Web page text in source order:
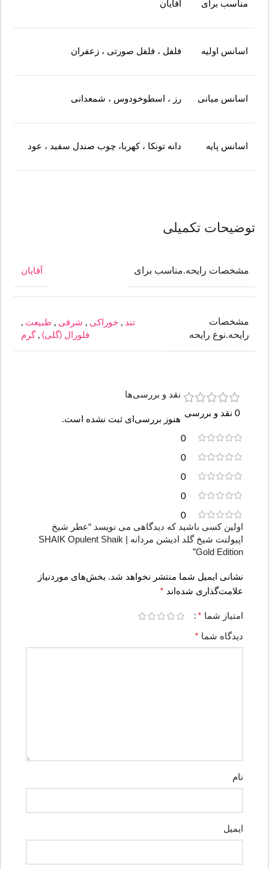
مناسب برای آقایان
اسانس اولیه فلفل ، فلفل صورتی ، زعفران
اسانس میانی رز ، اسطوخودوس ، شمعدانی
اسانس پایه دانه تونکا ، کهربا، چوب صندل سفید ، عود
توضیحات تکمیلی
مشخصات رایحه.مناسب برای آقایان
مشخصات
رایحه.نوع رایحه
تند , خوراکی , شرقی , طبیعت ,
فلورال (گلی) ,گرم
0 نقد و بررسی
0
0
0
0
0
نقد و بررسی‌ها
هنوز بررسی‌ای ثبت نشده است.
اولین کسی باشید که دیدگاهی می نویسد “عطر شیخ
اپیولنت شیخ گلد ادیشن مردانه | SHAIK Opulent Shaik
Gold Edition”
نشانی ایمیل شما منتشر نخواهد شد. بخش‌های موردنیاز
علامت‌گذاری شده‌اند *
امتیاز شما *
دیدگاه شما *
نام
ایمیل